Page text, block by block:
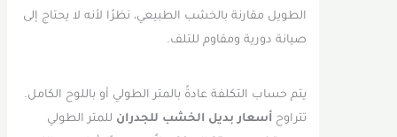
الطويل مقارنة بالخشب الطبيعي، نظرًا لأنه لا يحتاج إلى
صيانة دورية ومقاوم للتلف.
يتم حساب التكلفة عادةً بالمتر الطولي أو باللوح الكامل.
تتراوحأسعار بديل الخشب للجدرانللمتر الطولي